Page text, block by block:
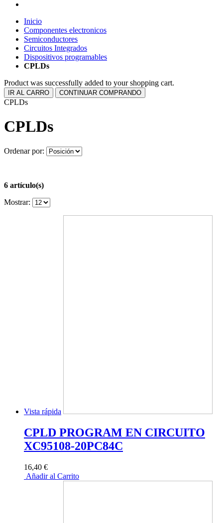
Inicio
Componentes electronicos
Semiconductores
Circuitos Integrados
Dispositivos programables
CPLDs
Product was successfully added to your shopping cart.
IR AL CARRO CONTINUAR COMPRANDO
CPLDs
CPLDs
Ordenar por:
6 artículo(s)
Mostrar:
Vista rápida
CPLD PROGRAM EN CIRCUITO
XC95108-20PC84C
16,40 €
Añadir al Carrito